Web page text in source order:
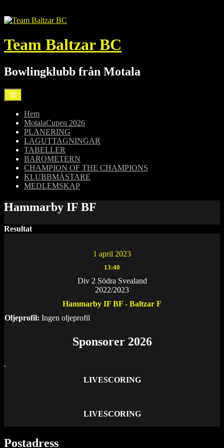
till
Team Baltzar BC
Bowlingklubb från Motala
Hem
MotalaCupen 2026
PLANERING
LAGUTTAGNINGAR
TABELLER
BAROMETERN
CHAMPION OF THE CHAMPIONS
KLUBBMÄSTARE
MEDLEMSKAP
Hammarby IF BF
Resultat
1 april 2023
13:40
Div 2 Södra Svealand
2022/2023
Hammarby IF BF - Baltzar F
Oljeprofil: Ingen oljeprofil
Sponsorer 2026
LIVESCORING
LIVESCORING
Postadress